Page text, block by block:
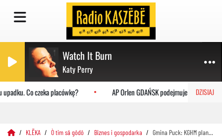
Watch It Burn
Katy Perry
DZISIAJ
Co czeka placówkę? AP Orlen GDAŃSK podejmuje Uniwersytet
KLËKA Ò tim sã gôdô Biznes i gospodarka Gmina Puck: KGHM planuje kopalnię polihalitu za 10 mld zł